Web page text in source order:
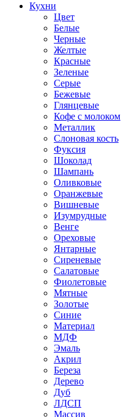
Кухни
Цвет
Белые
Черные
Желтые
Красные
Зеленые
Серые
Бежевые
Глянцевые
Кофе с молоком
Металлик
Слоновая кость
Фуксия
Шоколад
Шампань
Оливковые
Оранжевые
Вишневые
Изумрудные
Венге
Ореховые
Янтарные
Сиреневые
Салатовые
Фиолетовые
Мятные
Золотые
Синие
Материал
МДФ
Эмаль
Акрил
Береза
Дерево
Дуб
ЛДСП
Массив